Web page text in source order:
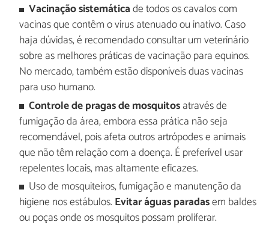
Vacinação sistemáticade todos os cavalos com
vacinas que contêm o vírus atenuado ou inativo. Caso
haja dúvidas, é recomendado consultar um veterinário
sobre as melhores práticas de vacinação para equinos.
No mercado, também estão disponíveis duas vacinas
para uso humano.
Controle de pragas de mosquitosatravés de
fumigação da área, embora essa prática não seja
recomendável, pois afeta outros artrópodes e animais
que não têm relação com a doença. É preferível usar
repelentes locais, mas altamente eficazes.
Uso de mosquiteiros, fumigação e manutenção da
higiene nos estábulos. Evitar águas paradasem baldes
ou poças onde os mosquitos possam proliferar.